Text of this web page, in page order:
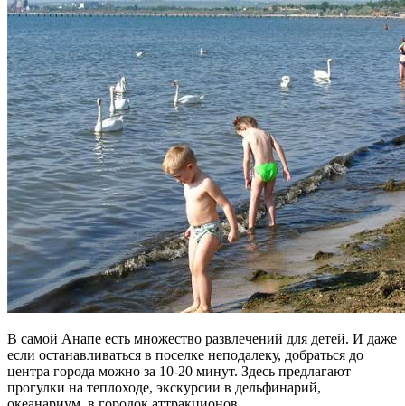
В самой Анапе есть множество развлечений для детей. И даже
если останавливаться в поселке неподалеку, добраться до
центра города можно за 10-20 минут. Здесь предлагают
прогулки на теплоходе, экскурсии в дельфинарий,